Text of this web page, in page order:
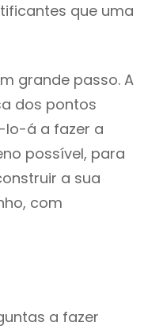
que uma
grande passo. A
dos pontos
lo-á a fazer a
possível, para
a sua
com
a fazer